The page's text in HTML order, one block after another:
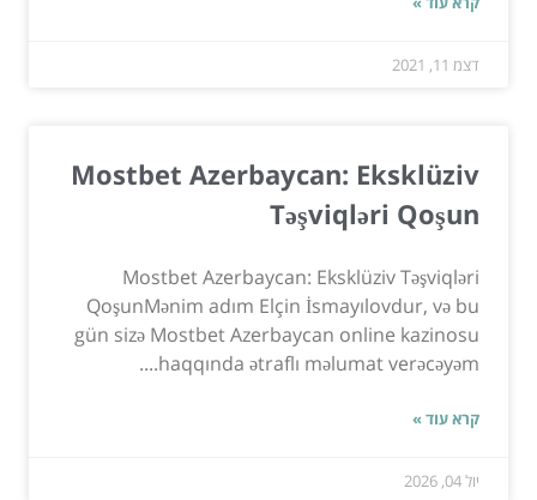
דצמ 11, 2021
Mostbet Azerbaycan: Eksklüziv
Təşviqləri Qoşun
Mostbet Azerbaycan: Eksklüziv Təşviqləri
QoşunMənim adım Elçin İsmayılovdur, və bu
gün sizə Mostbet Azerbaycan online kazinosu
haqqında ətraflı məlumat verəcəyəm....
קרא עוד »
יול 04, 2026